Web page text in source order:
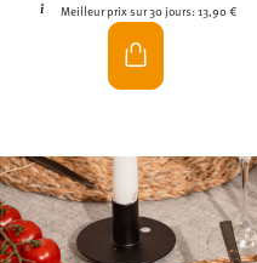
Meilleur prix sur 30 jours: 13,90 €